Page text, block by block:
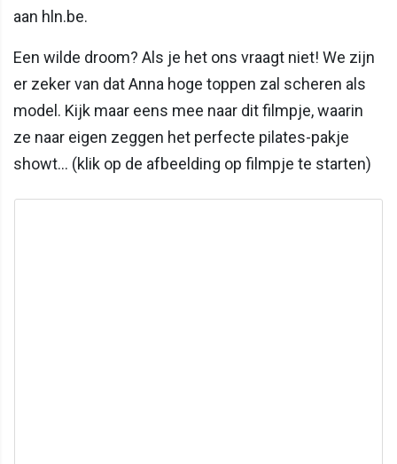
aan hln.be.
Een wilde droom? Als je het ons vraagt niet! We zijn
er zeker van dat Anna hoge toppen zal scheren als
model. Kijk maar eens mee naar dit filmpje, waarin
ze naar eigen zeggen het perfecte pilates-pakje
showt... (klik op de afbeelding op filmpje te starten)